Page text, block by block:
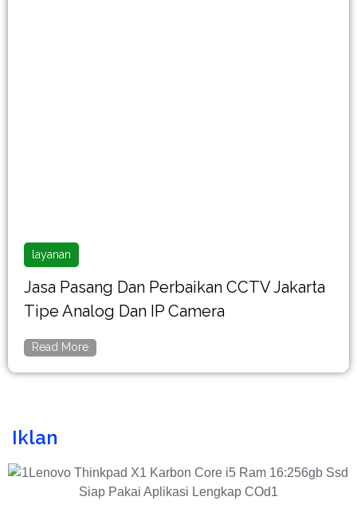
layanan
Jasa Pasang Dan Perbaikan CCTV Jakarta
Tipe Analog Dan IP Camera
Read More
Iklan